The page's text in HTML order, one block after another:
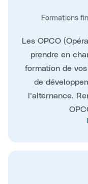
Formations
Les OPCO
prendre en
formation de
de
l’alternance.